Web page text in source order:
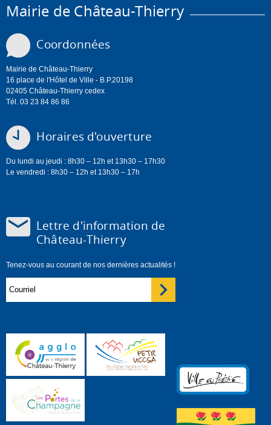
Mairie de Château-Thierry
Coordonnées
Mairie de Château-Thierry
16 place de l'Hôtel de Ville - B.P.20198
02405 Château-Thierry cedex
Tél. 03 23 84 86 86
Horaires d'ouverture
Du lundi au jeudi : 8h30 – 12h et 13h30 – 17h30
Le vendredi : 8h30 – 12h et 13h30 – 17h
Lettre d'information de
Château-Thierry
Tenez-vous au courant de nos dernières actualités !